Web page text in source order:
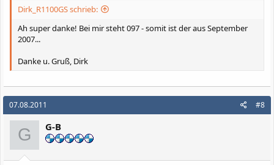
Dirk_R1100GS schrieb:
Ah super danke! Bei mir steht 097 - somit ist der aus September
2007...
Danke u. Gruß, Dirk
07.08.2011 #8
G G-B